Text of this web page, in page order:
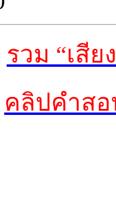
รวม “เสี
คลิปคำส